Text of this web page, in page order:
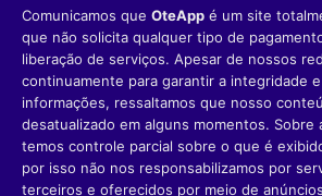
Comunicamos que OteApp é um site
que não solicita qualquer tipo de
liberação de serviços. Apesar de nossos
continuamente para garantir a integridade
informações, ressaltamos que nosso
desatualizado em alguns momentos. Sobre
temos controle parcial sobre o que é
por isso não nos responsabilizamos por
terceiros e oferecidos por meio de